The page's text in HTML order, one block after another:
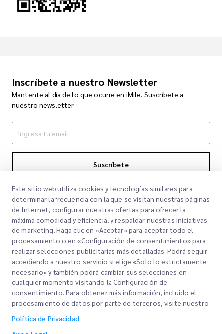
Inscríbete a nuestro Newsletter
Mantente al día de lo que ocurre en iMile. Suscríbete a
nuestro newsletter
Suscríbete
Al suscribirte aceptas nuestra Política de Privacidad Política de
Privacidad
Links Rápidos
Oficinas
Corporativo
Nuestros Servicios
Este sitio web utiliza cookies y tecnologías similares para
determinar la frecuencia con la que se visitan nuestras páginas
de Internet, configurar nuestras ofertas para ofrecer la
máxima comodidad y eficiencia, y respaldar nuestras iniciativas
de marketing. Haga clic en «Aceptar» para aceptar todo el
procesamiento o en «Configuración de consentimiento» para
realizar selecciones publicitarias más detalladas. Podrá seguir
accediendo a nuestro servicio si elige «Solo lo estrictamente
necesario» y también podrá cambiar sus selecciones en
cualquier momento visitando la Configuración de
consentimiento. Para obtener más información, incluido el
procesamiento de datos por parte de terceros, visite nuestro
Política de Privacidad